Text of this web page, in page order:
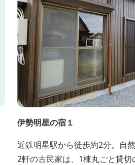
伊勢明星の宿１
近鉄明星駅から徒歩約2分。自
2軒の古民家は、1棟丸ごと貸